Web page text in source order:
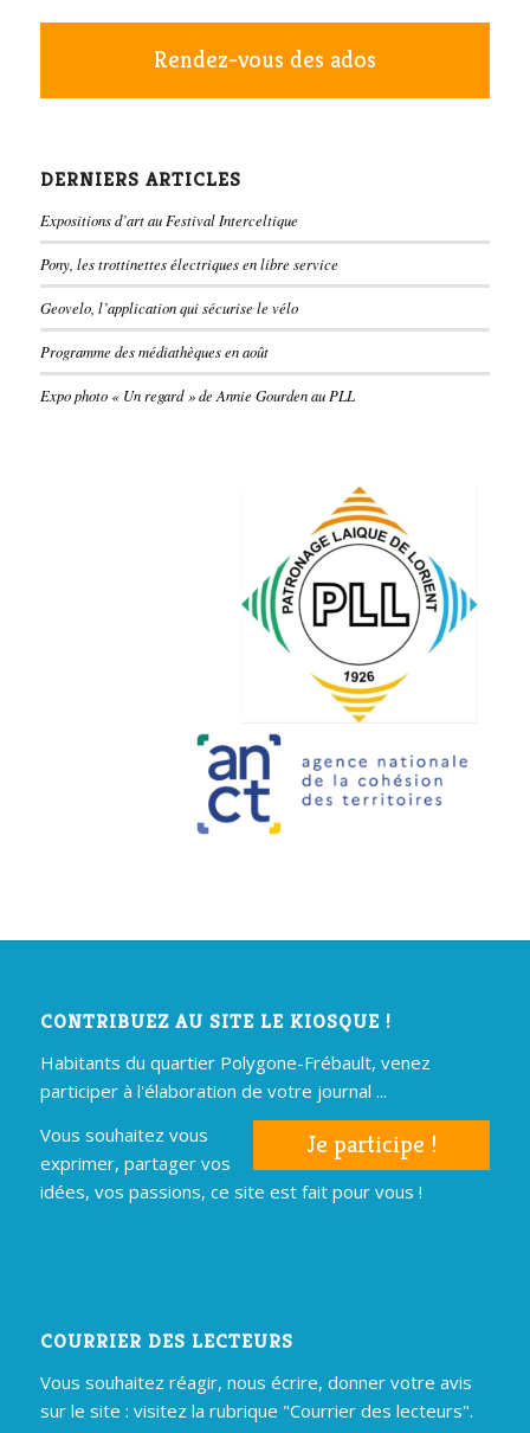
Rendez-vous des ados
DERNIERS ARTICLES
Expositions d’art au Festival Interceltique
Pony, les trottinettes électriques en libre service
Geovelo, l’application qui sécurise le vélo
Programme des médiathèques en août
Expo photo « Un regard » de Annie Gourden au PLL
CONTRIBUEZ AU SITE LE KIOSQUE !
Habitants du quartier Polygone-Frébault, venez
participer à l'élaboration de votre journal ...
Je participe !
Vous souhaitez vous
exprimer, partager vos
idées, vos passions, ce site est fait pour vous !
COURRIER DES LECTEURS
Vous souhaitez réagir, nous écrire, donner votre avis
sur le site : visitez la rubrique "Courrier des lecteurs".